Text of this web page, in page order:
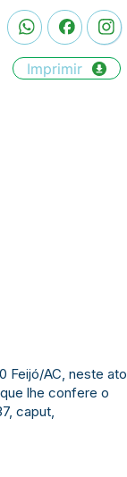
Imprimir
Feijó/AC, neste ato
lhe confere o
caput,